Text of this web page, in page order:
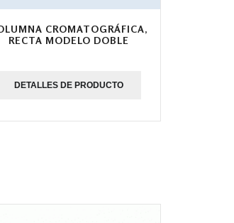
CROMATOGRÁFICA,
RECTA MODELO DOBLE
DETALLES DE PRODUCTO